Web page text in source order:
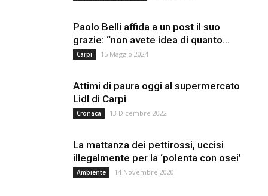
Paolo Belli affida a un post il suo
grazie: “non avete idea di quanto...
Carpi 15 Maggio 2024
Attimi di paura oggi al supermercato
Lidl di Carpi
Cronaca 13 Dicembre 2022
La mattanza dei pettirossi, uccisi
illegalmente per la ‘polenta con osei’
Ambiente 14 Novembre 2020